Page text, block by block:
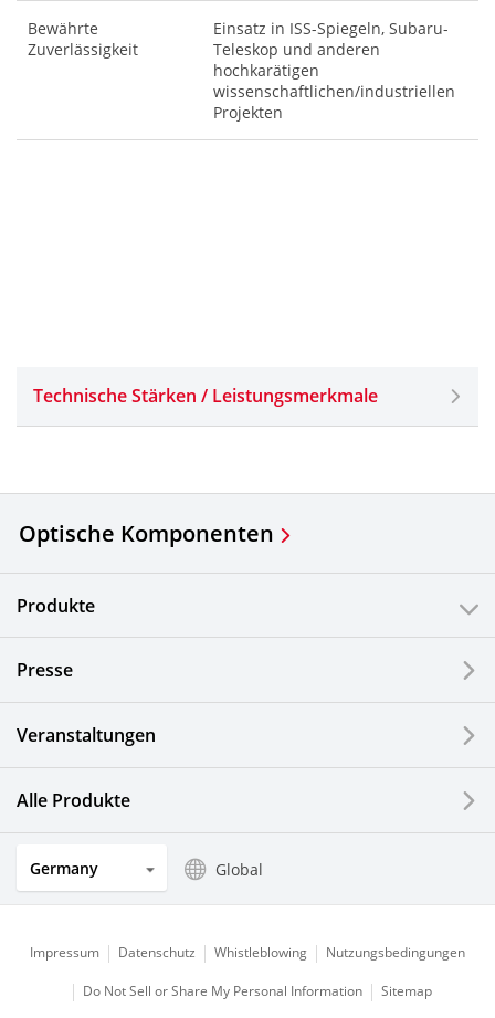
Bewährte
Zuverlässigkeit
Einsatz in ISS-Spiegeln, Subaru-
Teleskop und anderen
hochkarätigen
wissenschaftlichen/industriellen
Projekten
Technische Stärken / Leistungsmerkmale
Optische Komponenten
Produkte
Presse
Veranstaltungen
Alle Produkte
Germany Global
Impressum Datenschutz Whistleblowing Nutzungsbedingungen
Do Not Sell or Share My Personal Information Sitemap